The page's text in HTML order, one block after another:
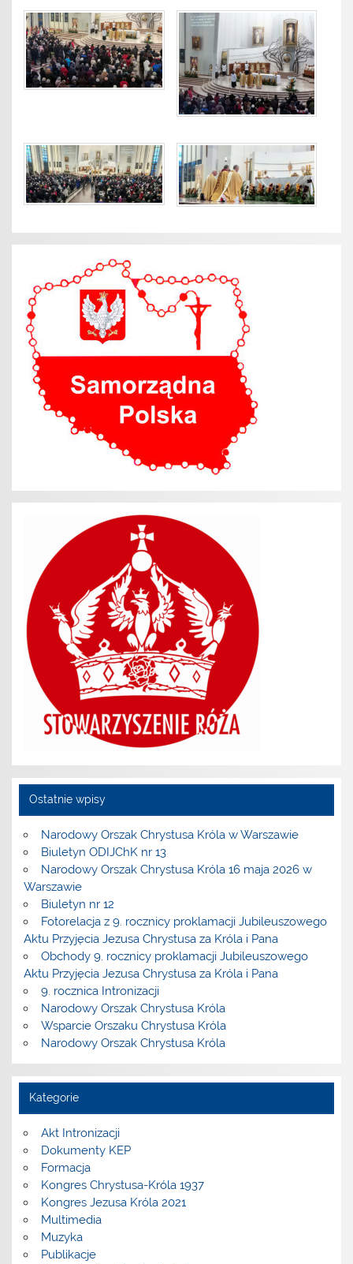
Ostatnie wpisy
Narodowy Orszak Chrystusa Króla w Warszawie
Biuletyn ODIJChK nr 13
Narodowy Orszak Chrystusa Króla 16 maja 2026 w
Warszawie
Biuletyn nr 12
Fotorelacja z 9. rocznicy proklamacji Jubileuszowego
Aktu Przyjęcia Jezusa Chrystusa za Króla i Pana
Obchody 9. rocznicy proklamacji Jubileuszowego
Aktu Przyjęcia Jezusa Chrystusa za Króla i Pana
9. rocznica Intronizacji
Narodowy Orszak Chrystusa Króla
Wsparcie Orszaku Chrystusa Króla
Narodowy Orszak Chrystusa Króla
Kategorie
Akt Intronizacji
Dokumenty KEP
Formacja
Kongres Chrystusa-Króla 1937
Kongres Jezusa Króla 2021
Multimedia
Muzyka
Publikacje